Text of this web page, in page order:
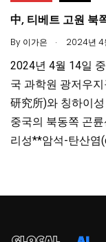
中, 티베트 고원 북
By 이가은 . 2024년 4
2024년 4월 14일
국 과학원 광저우
研究所)와 칭하이
중국의 북동쪽 곤
리성**암석-탄산염